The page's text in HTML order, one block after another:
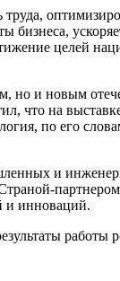
бизнеса,
целей
и новым
что на
по его
и
и инноваций.